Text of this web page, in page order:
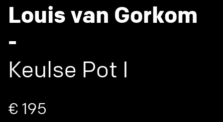
Louis van Gorkom
-
Keulse Pot I
€ 195